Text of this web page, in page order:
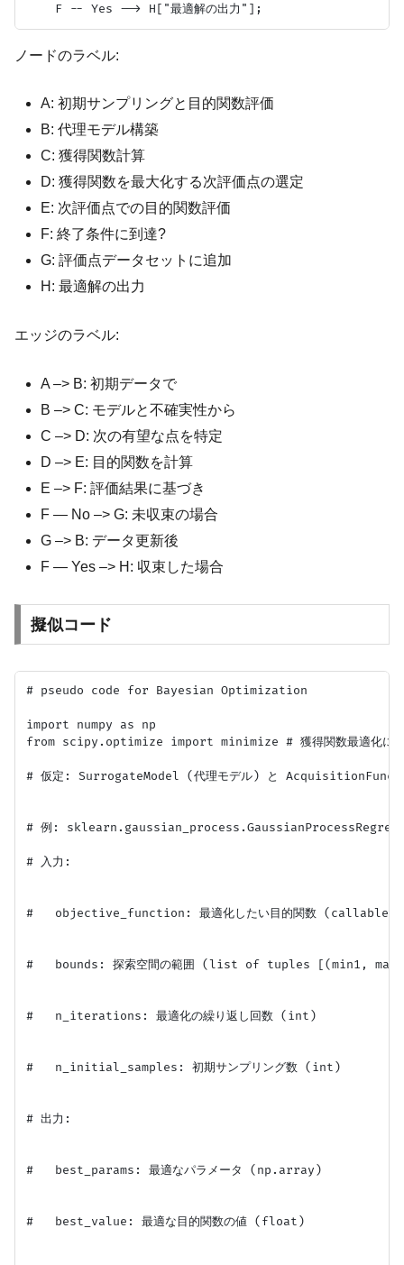
ノードのラベル:
A: 初期サンプリングと目的関数評価
B: 代理モデル構築
C: 獲得関数計算
D: 獲得関数を最大化する次評価点の選定
E: 次評価点での目的関数評価
F: 終了条件に到達?
G: 評価点データセットに追加
H: 最適解の出力
エッジのラベル:
A –> B: 初期データで
B –> C: モデルと不確実性から
C –> D: 次の有望な点を特定
D –> E: 目的関数を計算
E –> F: 評価結果に基づき
F — No –> G: 未収束の場合
G –> B: データ更新後
F — Yes –> H: 収束した場合
擬似コード
# pseudo code for Bayesian Optimization
import numpy as np
from scipy.optimize import minimize # 獲得関数最適化に
# 仮定: SurrogateModel (代理モデル) と AcquisitionFunction
# 例:
# 入力:
#   objective_function: 最適化したい目的関数 (callable)
#   bounds: 探索空間の範囲 (list of tuples [(min1,
#   n_iterations: 最適化の繰り返し回数 (int)
#   n_initial_samples: 初期サンプリング数 (int)
# 出力:
#   best_params: 最適なパラメータ (np.array)
#   best_value: 最適な目的関数の値 (float)